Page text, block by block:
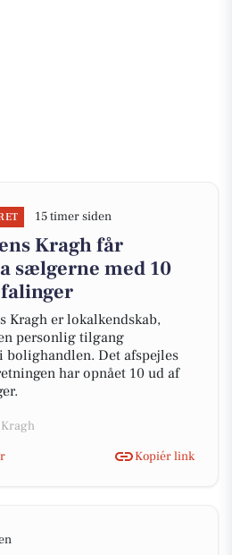
15 timer siden
Kragh får
sælgerne med 10
Kragh er lokalkendskab,
personlig tilgang
Det afspejles
har opnået 10 ud af
Kopiér link